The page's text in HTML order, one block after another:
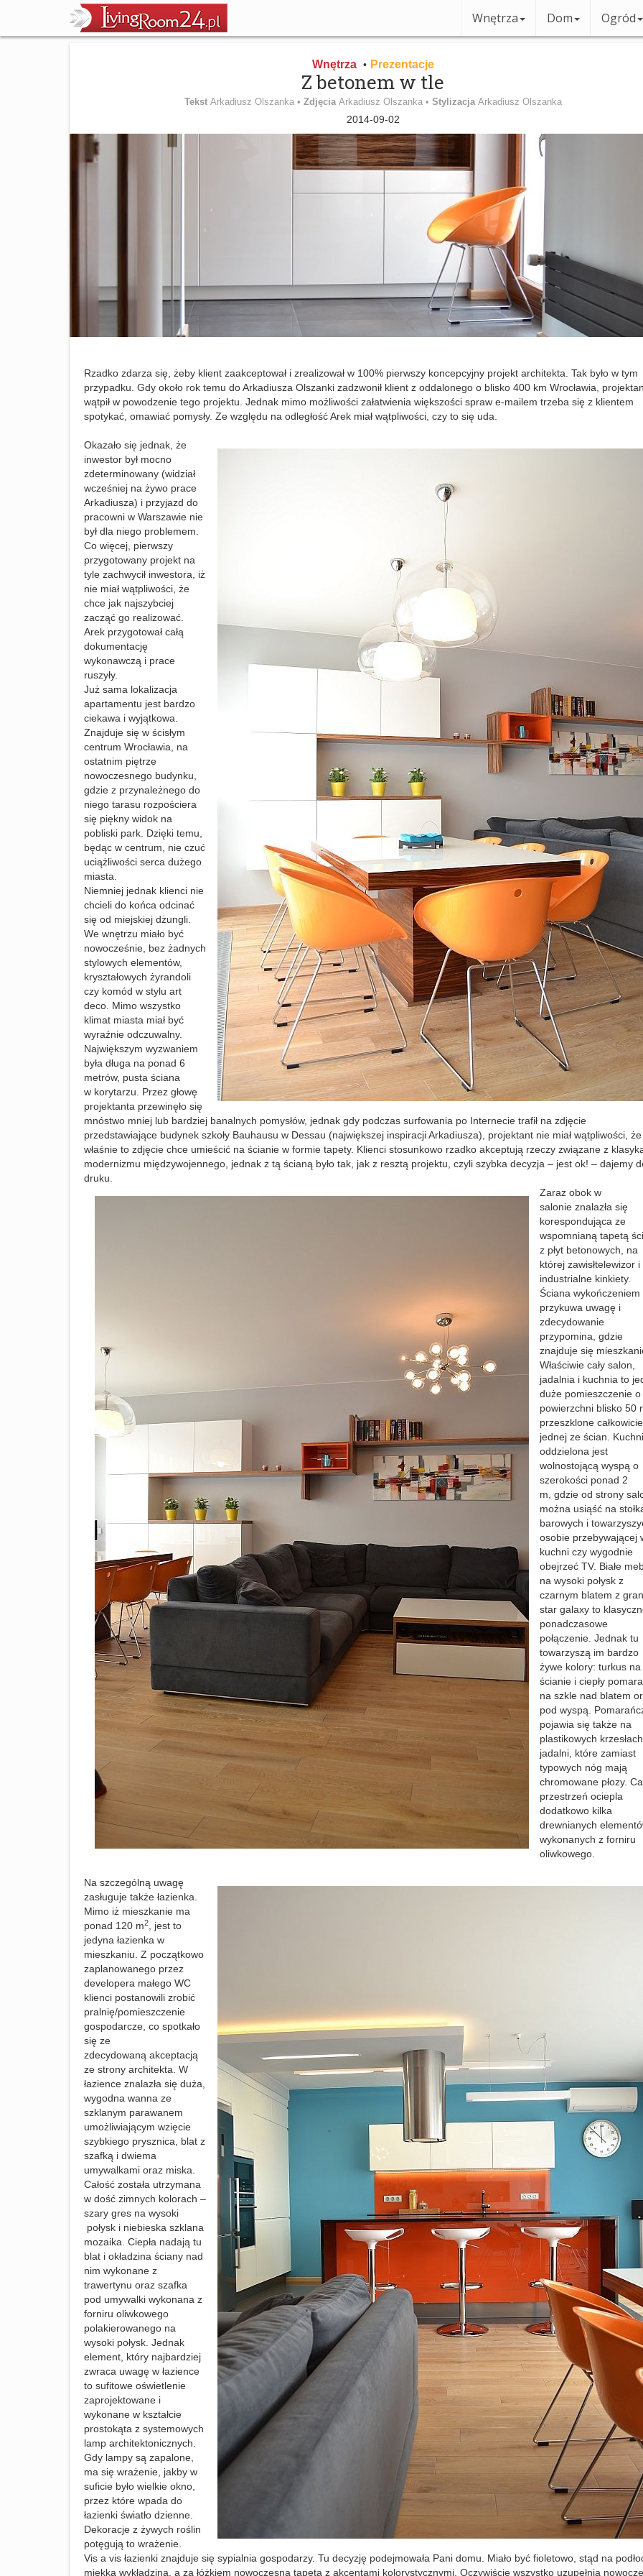
Wnętrza Dom Ogród
Wnętrza • Prezentacje
Z betonem w tle
Tekst Arkadiusz Olszanka • Zdjęcia Arkadiusz Olszanka • Stylizacja Arkadiusz Olszanka
2014-09-02
Rzadko zdarza się, żeby klient zaakceptował i zrealizował w 100% pierwszy koncepcyjny projekt architekta. Tak było w tym
przypadku. Gdy około rok temu do Arkadiusza Olszanki zadzwonił klient z oddalonego o blisko 400 km Wrocławia,
wątpił w powodzenie tego projektu. Jednak mimo możliwości załatwienia większości spraw e-mailem trzeba się z klientem
spotykać, omawiać pomysły. Ze względu na odległość Arek miał wątpliwości, czy to się uda.
Okazało się jednak, że
inwestor był mocno
zdeterminowany (widział
wcześniej na żywo prace
Arkadiusza) i przyjazd do
pracowni w Warszawie nie
był dla niego problemem.
Co więcej, pierwszy
przygotowany projekt na
tyle zachwycił inwestora, iż
nie miał wątpliwości, że
chce jak najszybciej
zacząć go realizować.
Arek przygotował całą
dokumentację
wykonawczą i prace
ruszyły.
Już sama lokalizacja
apartamentu jest bardzo
ciekawa i wyjątkowa.
Znajduje się w ścisłym
centrum Wrocławia, na
ostatnim piętrze
nowoczesnego budynku,
gdzie z przynależnego do
niego tarasu rozpościera
się piękny widok na
pobliski park. Dzięki temu,
będąc w centrum, nie czuć
uciążliwości serca dużego
miasta.
Niemniej jednak klienci nie
chcieli do końca odcinać
się od miejskiej dżungli.
We wnętrzu miało być
nowocześnie, bez żadnych
stylowych elementów,
kryształowych żyrandoli
czy komód w stylu art
deco. Mimo wszystko
klimat miasta miał być
wyraźnie odczuwalny.
Największym wyzwaniem
była długa na ponad 6
metrów, pusta ściana
w korytarzu. Przez głowę
projektanta przewinęło się
mnóstwo mniej lub bardziej banalnych pomysłów, jednak gdy podczas surfowania po Internecie trafił na zdjęcie
przedstawiające budynek szkoły Bauhausu w Dessau (największej inspiracji Arkadiusza), projektant nie miał wątpliwości, że
właśnie to zdjęcie chce umieścić na ścianie w formie tapety. Klienci stosunkowo rzadko akceptują rzeczy związane z
modernizmu międzywojennego, jednak z tą ścianą było tak, jak z resztą projektu, czyli szybka decyzja – jest ok! – dajemy
druku.
Zaraz obok w
salonie znalazła się
korespondująca ze
wspomnianą tapetą
z płyt betonowych, na
której zawisłtelewizor i
industrialne kinkiety.
Ściana wykończeniem
przykuwa uwagę i
zdecydowanie
przypomina, gdzie
znajduje się
Właściwie cały salon,
jadalnia i kuchnia to
duże pomieszczenie o
powierzchni blisko 50
przeszklone
jednej ze ścian.
oddzielona jest
wolnostojącą wyspą o
szerokości ponad 2
m, gdzie od strony
można usiąść na
barowych i
osobie przebywającej
kuchni czy wygodnie
obejrzeć TV. Białe
na wysoki połysk z
czarnym blatem z
star galaxy to
ponadczasowe
połączenie. Jednak tu
towarzyszą im bardzo
żywe kolory: turkus na
ścianie i ciepły
na szkle nad blatem
pod wyspą.
pojawia się także na
plastikowych
jadalni, które zamiast
typowych nóg mają
chromowane płozy.
przestrzeń ociepla
dodatkowo kilka
drewnianych
wykonanych z forniru
oliwkowego.
Na szczególną uwagę
zasługuje także łazienka.
Mimo iż mieszkanie ma
ponad 120 m2
, jest to
jedyna łazienka w
mieszkaniu. Z początkowo
zaplanowanego przez
developera małego WC
klienci postanowili zrobić
pralnię/pomieszczenie
gospodarcze, co spotkało
się ze
zdecydowaną akceptacją
ze strony architekta. W
łazience znalazła się duża,
wygodna wanna ze
szklanym parawanem
umożliwiającym wzięcie
szybkiego prysznica, blat z
szafką i dwiema
umywalkami oraz miska.
Całość została utrzymana
w dość zimnych kolorach –
szary gres na wysoki
połysk i niebieska szklana
mozaika. Ciepła nadają tu
blat i okładzina ściany nad
nim wykonane z
trawertynu oraz szafka
pod umywalki wykonana z
forniru oliwkowego
polakierowanego na
wysoki połysk. Jednak
element, który najbardziej
zwraca uwagę w łazience
to sufitowe oświetlenie
zaprojektowane i
wykonane w kształcie
prostokąta z systemowych
lamp architektonicznych.
Gdy lampy są zapalone,
ma się wrażenie, jakby w
suficie było wielkie okno,
przez które wpada do
łazienki światło dzienne.
Dekoracje z żywych roślin
potęgują to wrażenie.
Vis a vis łazienki znajduje się sypialnia gospodarzy. Tu decyzję podejmowała Pani domu. Miało być fioletowo, stąd na
miękka wykładzina, a za łóżkiem nowoczesna tapeta z akcentami kolorystycznymi. Oczywiście wszystko uzupełnia